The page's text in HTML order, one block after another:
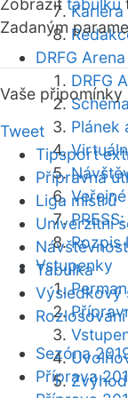
Kariéra
DRFG Arena
DRFG
Plánek
Rozpis
Vstupenky
Zobrazit tabulku
Zadaným
Vaše
Tweet
Tipsport
Přípravná
Liga mistrů
Univerzitní
Návštěvnost
Tabulka
Výsledkový
Sezóna
Příprava